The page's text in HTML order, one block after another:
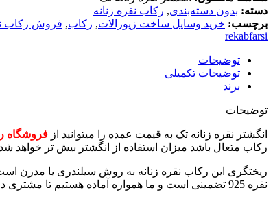
دسته: بدون دسته‌بندی, رکاب نقره زنانه
برچسب: خرید وسایل ساخت زیورالات, رکاب, فروش رکاب
rekabfarsi
توضیحات
توضیحات تکمیلی
برند
توضیحات
انگشتر نقره زنانه تک به قیمت عمده را میتوانید از فروشگاه
رکاب متعال باشد میزان استفاده از انگشتر بیش تر خواهد
ریختگری این رکاب نقره زنانه به روش سیلندری یا مدرن
نقره 925 تضمینی است و ما همواره آماده هستیم تا مشتری در آزمایشگاه این عیار را تست کند. چون سرمایه مشتری برای ما اهمیت دارد بهترین ها را تقدیم شما خواهیم کرد.